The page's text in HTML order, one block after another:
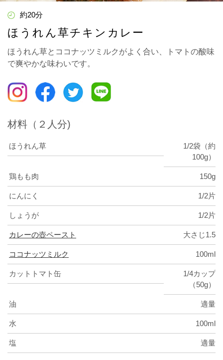
約20分
ほうれん草チキンカレー
ほうれん草とココナッツミルクがよく合い、トマトの酸味
で爽やかな味わいです。
材料（２人分)
ほうれん草
1/2袋（約
100g）
鶏もも肉 150g
にんにく 1/2片
しょうが 1/2片
カレーの壺ペースト 大さじ1.5
ココナッツミルク 100ml
カットトマト缶
1/4カップ
（50g）
油 適量
水 100ml
塩 適量